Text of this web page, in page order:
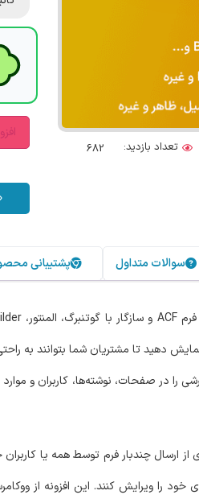
تعداد بازدید: 682
سوالات متداول پشتیبانی
تا مشتریان شما بتوانند به
را در صفحات، نوشته‌ها، کاربران و
ارسال چندبار فرم توسط همه یا